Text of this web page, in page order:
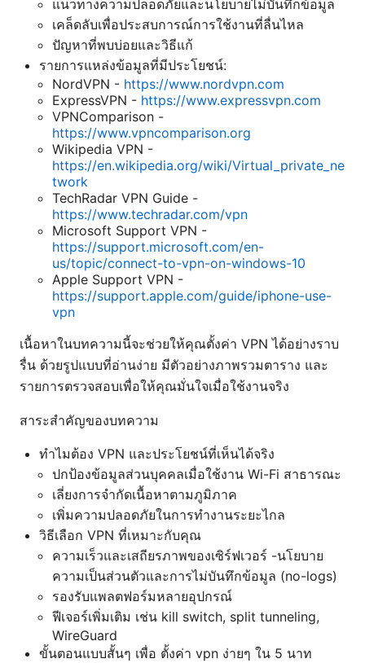
แนวทางความปลอดภัยและนโยบายไม่บันทึกข้อมูล
เคล็ดลับเพื่อประสบการณ์การใช้งานที่ลื่นไหล
ปัญหาที่พบบ่อยและวิธีแก้
รายการแหล่งข้อมูลที่มีประโยชน์:
NordVPN - https://www.nordvpn.com
ExpressVPN - https://www.expressvpn.com
VPNComparison -
https://www.vpncomparison.org
Wikipedia VPN -
https://en.wikipedia.org/wiki/Virtual_private_ne
twork
TechRadar VPN Guide -
https://www.techradar.com/vpn
Microsoft Support VPN -
https://support.microsoft.com/en-
us/topic/connect-to-vpn-on-windows-10
Apple Support VPN -
https://support.apple.com/guide/iphone-use-
vpn
เนื้อหาในบทความนี้จะช่วยให้คุณตั้งค่า VPN ได้อย่างราบ
รื่น ด้วยรูปแบบที่อ่านง่าย มีตัวอย่างภาพรวมตาราง และ
รายการตรวจสอบเพื่อให้คุณมั่นใจเมื่อใช้งานจริง
สาระสำคัญของบทความ
ทำไมต้อง VPN และประโยชน์ที่เห็นได้จริง
ปกป้องข้อมูลส่วนบุคคลเมื่อใช้งาน Wi-Fi สาธารณะ
เลี่ยงการจำกัดเนื้อหาตามภูมิภาค
เพิ่มความปลอดภัยในการทำงานระยะไกล
วิธีเลือก VPN ที่เหมาะกับคุณ
ความเร็วและเสถียรภาพของเซิร์ฟเวอร์ -นโยบาย
ความเป็นส่วนตัวและการไม่บันทึกข้อมูล (no-logs)
รองรับแพลตฟอร์มหลายอุปกรณ์
ฟีเจอร์เพิ่มเติม เช่น kill switch, split tunneling,
WireGuard
ขั้นตอนแบบสั้นๆ เพื่อ ตั้งค่า vpn ง่ายๆ ใน 5 นาท